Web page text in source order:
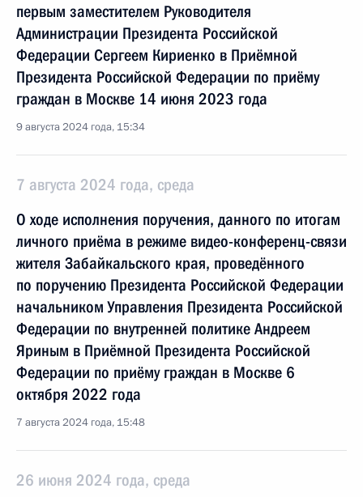
первым заместителем Руководителя
Администрации Президента Российской
Федерации Сергеем Кириенко в Приёмной
Президента Российской Федерации по приёму
граждан в Москве 14 июня 2023 года
9 августа 2024 года, 15:34
7 августа 2024 года, среда
О ходе исполнения поручения, данного по итогам
личного приёма в режиме видео-конференц-связи
жителя Забайкальского края, проведённого
по поручению Президента Российской Федерации
начальником Управления Президента Российской
Федерации по внутренней политике Андреем
Яриным в Приёмной Президента Российской
Федерации по приёму граждан в Москве 6
октября 2022 года
7 августа 2024 года, 15:48
26 июня 2024 года, среда